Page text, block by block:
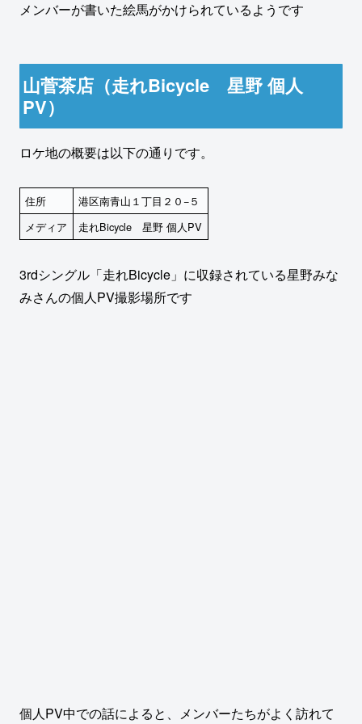
メンバーが書いた絵馬がかけられているようです
山菅茶店（走れBicycle 星野 個人
PV）
ロケ地の概要は以下の通りです。
住所
港区南青山１丁目２０−５
メディア
走れBicycle 星野 個人PV
3rdシングル「走れBicycle」に収録されている星野みな
みさんの個人PV撮影場所です
個人PV中での話によると、メンバーたちがよく訪れて